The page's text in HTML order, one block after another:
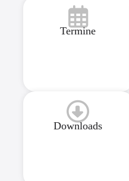
Termine
Downloads